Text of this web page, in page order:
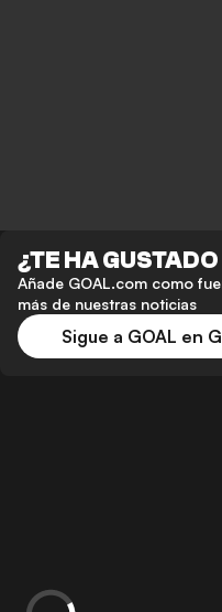
¿TE HA
Añade GOAL.com como
más de nuestras noticias
Sigue a GOAL en